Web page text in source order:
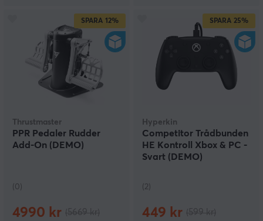
SPARA 12%
Thrustmaster
PPR Pedaler Rudder
Add-On (DEMO)
(0)
4990 kr
SPARA 25%
Hyperkin
Competitor Trådbunden
HE Kontroll Xbox & PC -
Svart (DEMO)
(2)
449 kr